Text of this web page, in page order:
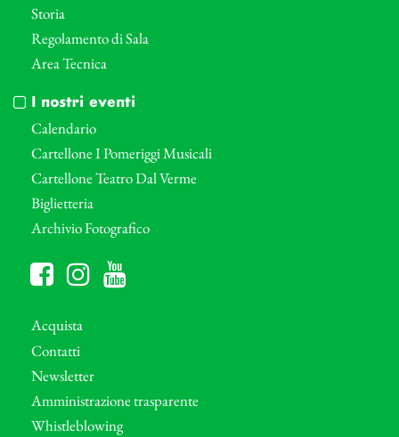
Storia
Regolamento di Sala
Area Tecnica
I nostri eventi
Calendario
Cartellone I Pomeriggi Musicali
Cartellone Teatro Dal Verme
Biglietteria
Archivio Fotografico
Acquista
Contatti
Newsletter
Amministrazione trasparente
Whistleblowing